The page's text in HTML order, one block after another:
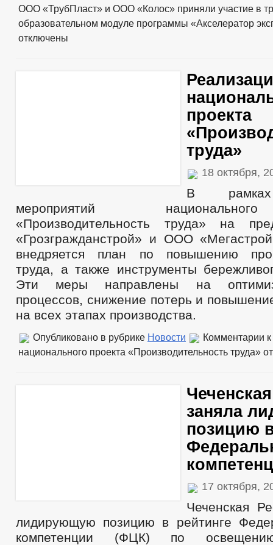
ООО «ТрубПласт» и ООО «Колос» приняли участие в
образовательном модуле программы «Акселератор
отключены
проекта
труда»
18 октября,
В рамках
мероприятий
«Производительность труда» на
«Грозгражданстрой» и ООО
внедряется план по повышению
труда, а также инструменты
Эти меры направлены на
процессов, снижение потерь и
на всех этапах производства.
Опубликовано в рубрике Новости Комментарии
национального проекта «Производительность труда»
заняла
позицию
17 октября,
Чеченская
лидирующую позицию в рейтинге
компетенции (ФЦК) по